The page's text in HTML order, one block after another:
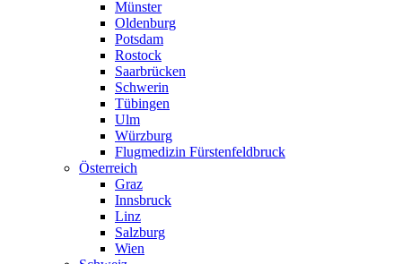
Münster
Oldenburg
Potsdam
Rostock
Saarbrücken
Schwerin
Tübingen
Ulm
Würzburg
Flugmedizin Fürstenfeldbruck
Österreich
Graz
Innsbruck
Linz
Salzburg
Wien